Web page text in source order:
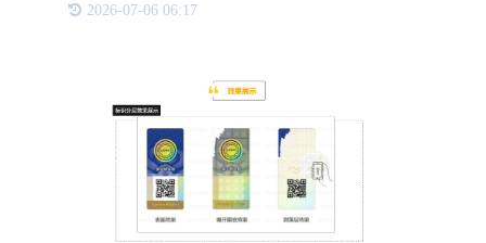
全：1. 加密技术使用强加密算法（如AES、RSA等）
2026-07-06 06:17